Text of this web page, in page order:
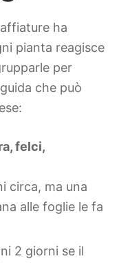
ha
pianta reagisce
per
che può
felci,
circa, ma una
alle foglie le fa
2 giorni se il